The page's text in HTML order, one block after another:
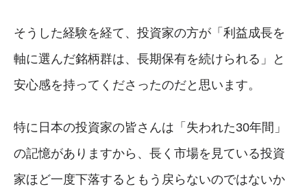
そうした経験を経て、投資家の方が「利益成長を
軸に選んだ銘柄群は、長期保有を続けられる」と
安心感を持ってくださったのだと思います。
特に日本の投資家の皆さんは「失われた30年間」
の記憶がありますから、長く市場を見ている投資
家ほど一度下落するともう戻らないのではないか